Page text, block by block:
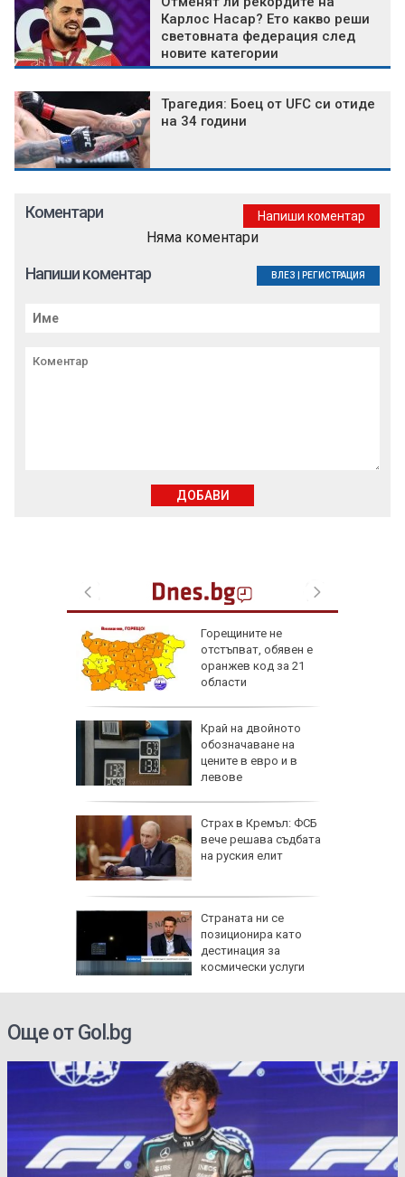
Карлос Насар? Ето какво реши
световната федерация след
новите категории
Трагедия: Боец от UFC си отиде
на 34 години
Горещините не
отстъпват, обявен е
оранжев код за 21
области
Край на двойното
обозначаване на
цените в евро и в
левове
Страх в Кремъл: ФСБ
вече решава съдбата
на руския елит
Страната ни се
позиционира като
дестинация за
космически услуги
Коментари Напиши коментар
Няма коментари
Напиши коментар ВЛЕЗ РЕГИСТРАЦИЯ
ДОБАВИ
Още от Gol.bg